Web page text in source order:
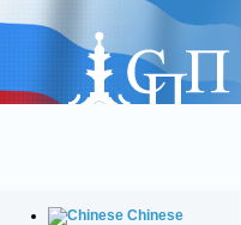
Chinese